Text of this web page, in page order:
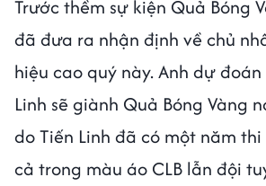
Trước thềm sự kiện Quả Bóng
đã đưa ra nhận định về chủ
hiệu cao quý này. Anh dự
Linh sẽ giành Quả Bóng Vàng
do Tiến Linh đã có một năm
cả trong màu áo CLB lẫn đội